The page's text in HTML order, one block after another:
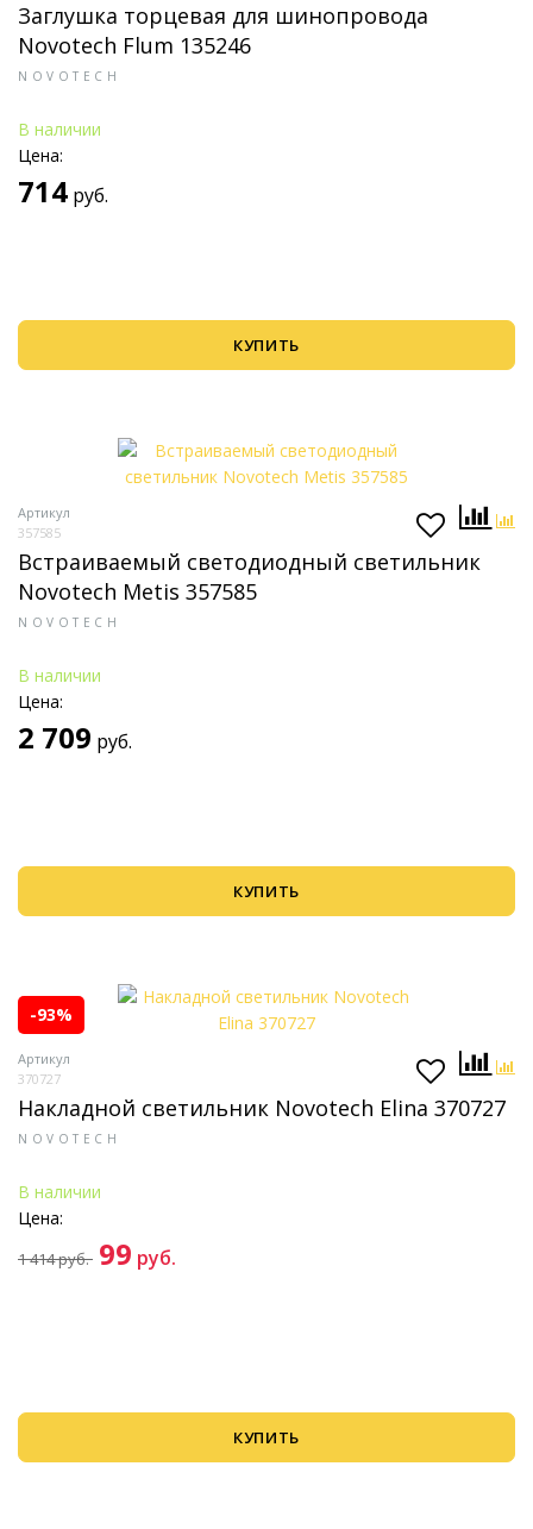
Заглушка торцевая для шинопровода
Novotech Flum 135246
NOVOTECH
В наличии
Цена:
714 руб.
КУПИТЬ
Артикул
357585
Встраиваемый светодиодный светильник
Novotech Metis 357585
NOVOTECH
В наличии
Цена:
2 709 руб.
КУПИТЬ
-93%
Артикул
370727
Накладной светильник Novotech Elina 370727
NOVOTECH
В наличии
Цена:
1 414руб. 99 руб.
КУПИТЬ